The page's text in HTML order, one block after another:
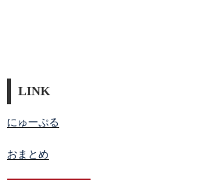
LINK
にゅーぷる
おまとめ